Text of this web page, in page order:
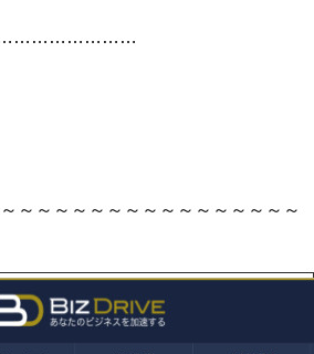
～～～～～～～～～～～～～～～～